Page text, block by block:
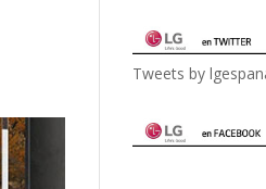
Tweets by